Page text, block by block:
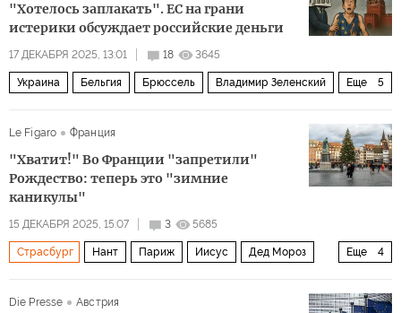
Урсула фон дер Ляйен Брюссель
"Хотелось заплакать". ЕС на грани
истерики обсуждает российские деньги
17 ДЕКАБРЯ 2025, 13:01 18 3645
Еще 5
Украина Бельгия Брюссель Владимир Зеленский
Le Figaro Франция
"Хватит!" Во Франции "запретили"
Рождество: теперь это "зимние
каникулы"
15 ДЕКАБРЯ 2025, 15:07 3 5685
Еще 4
Страсбург Нант Париж Иисус Дед Мороз
Die Presse Австрия